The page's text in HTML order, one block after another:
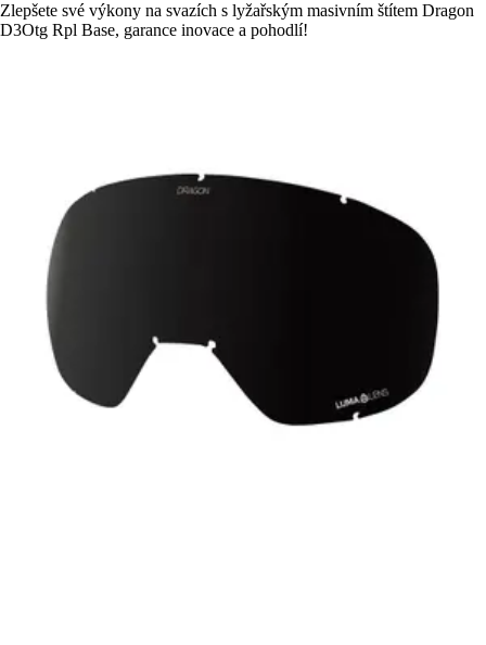
Zlepšete své výkony na svazích s lyžařským masivním štítem Dragon
D3Otg Rpl Base, garance inovace a pohodlí!